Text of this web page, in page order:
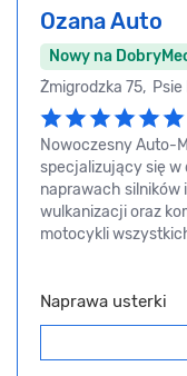
Ozana Auto
Nowy na
Żmigrodzka 75, Psie
Nowoczesny Auto-
specjalizujący się
naprawach silników
wulkanizacji oraz
motocykli
Naprawa usterki